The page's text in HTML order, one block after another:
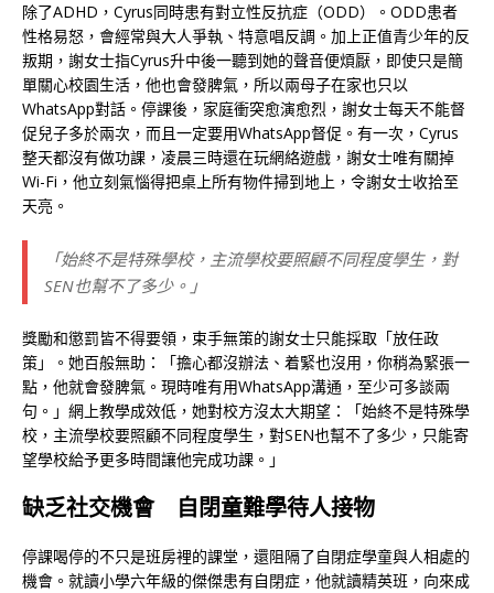
除了ADHD，Cyrus同時患有對立性反抗症（ODD）。ODD患者
性格易怒，會經常與大人爭執、特意唱反調。加上正值青少年的反
叛期，謝女士指Cyrus升中後一聽到她的聲音便煩厭，即使只是簡
單關心校園生活，他也會發脾氣，所以兩母子在家也只以
WhatsApp對話。停課後，家庭衝突愈演愈烈，謝女士每天不能督
促兒子多於兩次，而且一定要用WhatsApp督促。有一次，Cyrus
整天都沒有做功課，凌晨三時還在玩網絡遊戲，謝女士唯有關掉
Wi-Fi，他立刻氣惱得把桌上所有物件掃到地上，令謝女士收拾至
天亮。
「始終不是特殊學校，主流學校要照顧不同程度學生，對
SEN也幫不了多少。」
獎勵和懲罰皆不得要領，束手無策的謝女士只能採取「放任政
策」。她百般無助：「擔心都沒辦法、着緊也沒用，你稍為緊張一
點，他就會發脾氣。現時唯有用WhatsApp溝通，至少可多談兩
句。」網上教學成效低，她對校方沒太大期望：「始終不是特殊學
校，主流學校要照顧不同程度學生，對SEN也幫不了多少，只能寄
望學校給予更多時間讓他完成功課。」
缺乏社交機會 自閉童難學待人接物
停課喝停的不只是班房裡的課堂，還阻隔了自閉症學童與人相處的
機會。就讀小學六年級的傑傑患有自閉症，他就讀精英班，向來成